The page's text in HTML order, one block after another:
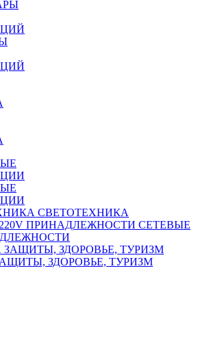
СВЕТОТЕХНИКА
СЕТЕВЫЕ
ЗДОРОВЬЕ, ТУРИЗМ